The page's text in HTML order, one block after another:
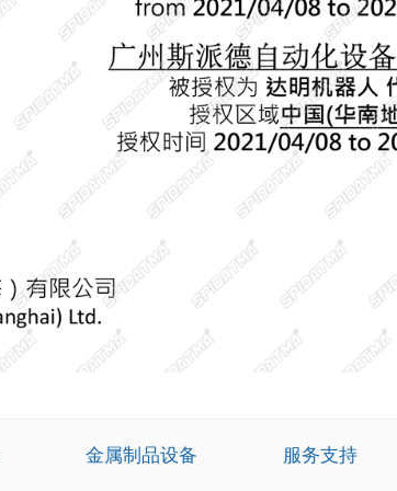
金属制品设备 服务支持